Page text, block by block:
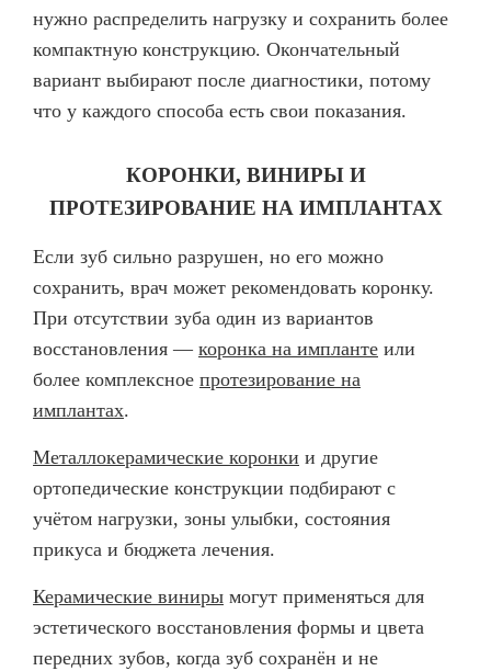
нужно распределить нагрузку и сохранить более
компактную конструкцию. Окончательный
вариант выбирают после диагностики, потому
что у каждого способа есть свои показания.
КОРОНКИ, ВИНИРЫ И
ПРОТЕЗИРОВАНИЕ НА ИМПЛАНТАХ
Если зуб сильно разрушен, но его можно
сохранить, врач может рекомендовать коронку.
При отсутствии зуба один из вариантов
восстановления — коронка на импланте или
более комплексное протезирование на
имплантах.
Металлокерамические коронки и другие
ортопедические конструкции подбирают с
учётом нагрузки, зоны улыбки, состояния
прикуса и бюджета лечения.
Керамические виниры могут применяться для
эстетического восстановления формы и цвета
передних зубов, когда зуб сохранён и не